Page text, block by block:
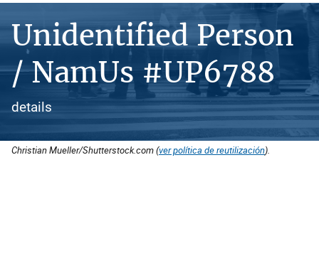
Unidentified Person
/ NamUs #UP6788
details
Christian Mueller/Shutterstock.com (ver política de reutilización).